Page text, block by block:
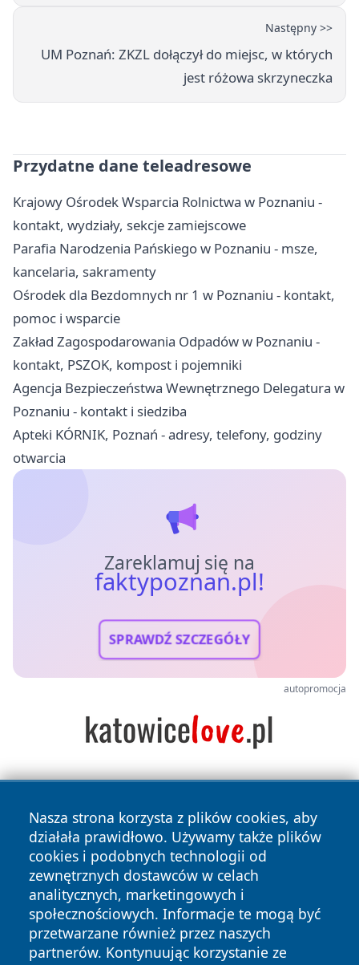
Następny >>
UM Poznań: ZKZL dołączył do miejsc, w których
jest różowa skrzyneczka
Przydatne dane teleadresowe
Krajowy Ośrodek Wsparcia Rolnictwa w Poznaniu -
kontakt, wydziały, sekcje zamiejscowe
Parafia Narodzenia Pańskiego w Poznaniu - msze,
kancelaria, sakramenty
Ośrodek dla Bezdomnych nr 1 w Poznaniu - kontakt,
pomoc i wsparcie
Zakład Zagospodarowania Odpadów w Poznaniu -
kontakt, PSZOK, kompost i pojemniki
Agencja Bezpieczeństwa Wewnętrznego Delegatura w
Poznaniu - kontakt i siedziba
Apteki KÓRNIK, Poznań - adresy, telefony, godziny
otwarcia
Zareklamuj się na
faktypoznan.pl!
SPRAWDŹ SZCZEGÓŁY
autopromocja
Nasza strona korzysta z plików cookies, aby
działała prawidłowo. Używamy także plików
cookies i podobnych technologii od
zewnętrznych dostawców w celach
analitycznych, marketingowych i
społecznościowych. Informacje te mogą być
przetwarzane również przez naszych
partnerów. Kontynuując korzystanie ze
Copyright © 2026 faktypoznan.pl Wszystkie prawa
zastrzeżone.
Polityka
Polityka